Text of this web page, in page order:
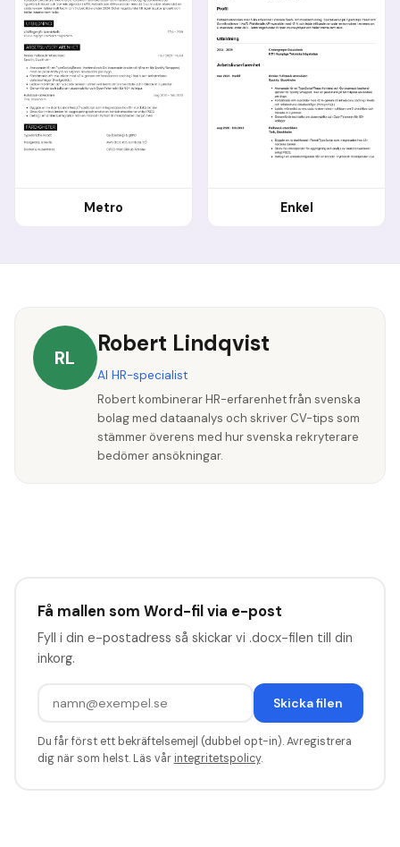
Metro Enkel
RL
Robert Lindqvist
AI HR-specialist
Robert kombinerar HR-erfarenhet från svenska
bolag med dataanalys och skriver CV-tips som
stämmer överens med hur svenska rekryterare
bedömer ansökningar.
Få mallen som Word-fil via e-post
Fyll i din e-postadress så skickar vi .docx-filen till din
inkorg.
Skicka filen
Du får först ett bekräftelsemejl (dubbel opt-in). Avregistrera
dig när som helst. Läs vår integritetspolicy.